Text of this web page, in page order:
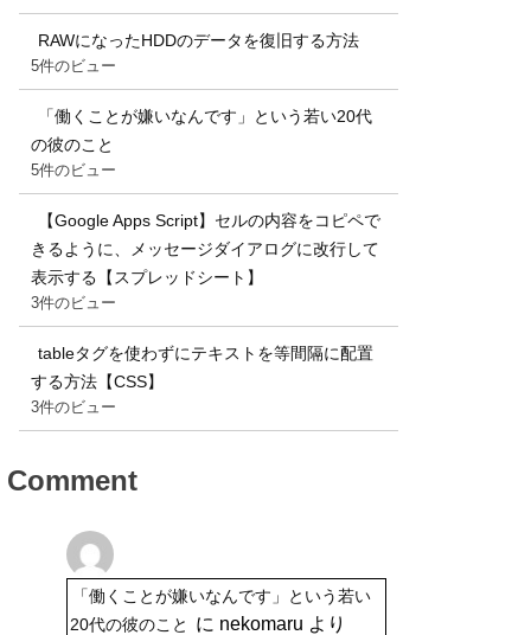
RAWになったHDDのデータを復旧する方法
5件のビュー
「働くことが嫌いなんです」という若い20代
の彼のこと
5件のビュー
【Google Apps Script】セルの内容をコピペで
きるように、メッセージダイアログに改行して
表示する【スプレッドシート】
3件のビュー
tableタグを使わずにテキストを等間隔に配置
する方法【CSS】
3件のビュー
Comment
「働くことが嫌いなんです」という若い
20代の彼のこと
に nekomaru より